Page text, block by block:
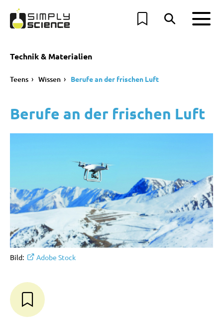
Technik & Materialien
Teens Wissen Berufe an der frischen Luft
Berufe an der frischen Luft
Bild: Adobe Stock